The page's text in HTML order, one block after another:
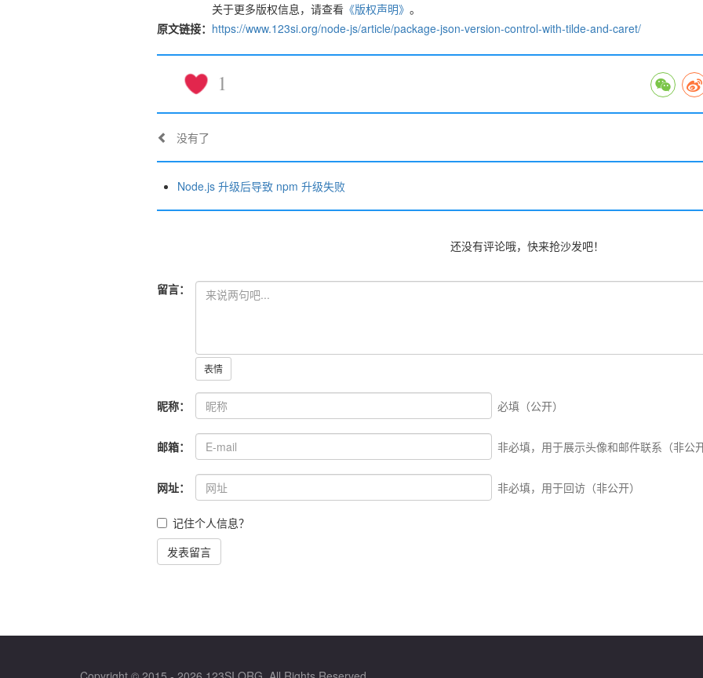
关于更多版权信息，请查看《版权声明》 。
原文链接： https://www.123si.org/node-js/article/package-json-version-control-with-tilde-and-caret/
1
没有了
Node.js 升级后导致 npm 升级失败
还没有评论哦，快来抢沙发吧！
留言：
表情
昵称： 必填（公开）
邮箱： 非必填，用于展示头像和邮件联系（非公
网址： 非必填，用于回访（非公开）
记住个人信息？
发表留言